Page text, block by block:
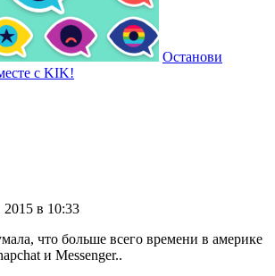
Останови
с KIK!
в 10:33
что больше всего времени в америке
и Messenger..